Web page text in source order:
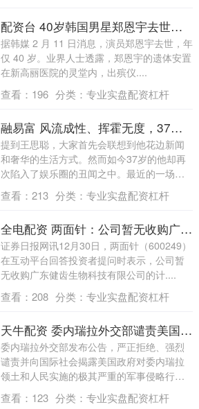
配资台 40岁韩国男星郑恩宇去世，死因未透露，其账号前一天发张国荣照片
据韩媒 2 月 11 日消息，演员郑恩宇去世，年
仅 40 岁。业界人士透露，郑恩宇的遗体安置
在新高丽医院的灵堂内，出殡仪....
查看： 196 分类： 专业实盘配资杠杆
融易富 风流成性、挥霍无度，37岁纵欲过度的王思聪，再次陷入大丑闻
提到王思聪，大家首先会联想到他花边新闻
和奢华的生活方式。然而如今37岁的他却再
次陷入了娱乐圈的丑闻之中。最近的一场合
约纠....
查看： 213 分类： 专业实盘配资杠杆
全电配资 两面针：公司暂无收购广东健齿生物科技有限公司的计划
证券日报网讯12月30日，两面针（600249）
在互动平台回答投资者提问时表示，公司暂
无收购广东健齿生物科技有限公司的计....
查看： 208 分类： 专业实盘配资杠杆
天牛配资 委内瑞拉外交部谴责美国“军事侵略”
委内瑞拉外交部发布公告，严正拒绝、强烈
谴责并向国际社会揭露美国政府对委内瑞拉
领土和人民实施的极其严重的军事侵略行
径。该侵....
查看： 123 分类： 专业实盘配资杠杆